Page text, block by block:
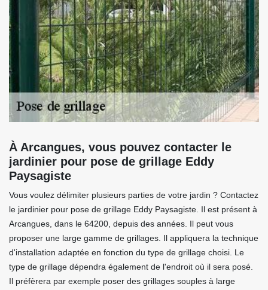
À Arcangues, vous pouvez contacter le
jardinier pour pose de grillage Eddy
Paysagiste
Vous voulez délimiter plusieurs parties de votre jardin ? Contactez
le jardinier pour pose de grillage Eddy Paysagiste. Il est présent à
Arcangues, dans le 64200, depuis des années. Il peut vous
proposer une large gamme de grillages. Il appliquera la technique
d'installation adaptée en fonction du type de grillage choisi. Le
type de grillage dépendra également de l'endroit où il sera posé.
Il préfèrera par exemple poser des grillages souples à large